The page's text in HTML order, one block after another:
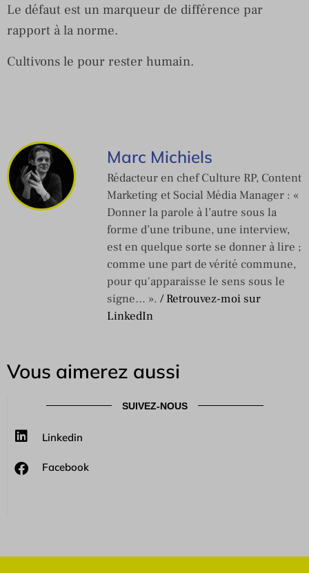
Le défaut est un marqueur de différence par
rapport à la norme.
Cultivons le pour rester humain.
Marc Michiels
Rédacteur en chef Culture RP, Content
Marketing et Social Média Manager : «
Donner la parole à l’autre sous la
forme d’une tribune, une interview,
est en quelque sorte se donner à lire ;
comme une part de vérité commune,
pour qu'apparaisse le sens sous le
signe… ». / Retrouvez-moi sur
LinkedIn
Vous aimerez aussi
SUIVEZ-NOUS
Linkedin
Facebook